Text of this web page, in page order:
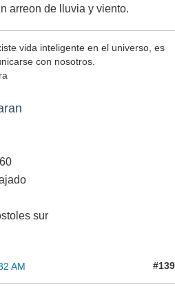
arreon de lluvia y viento.
vida inteligente en el universo, es
con nosotros.
sur
AM #139